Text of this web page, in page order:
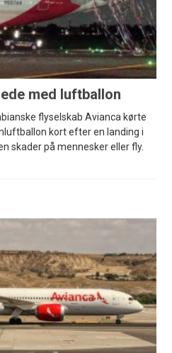
med luftballon
flyselskab Avianca kørte
kort efter en landing i
skader på mennesker eller fly.